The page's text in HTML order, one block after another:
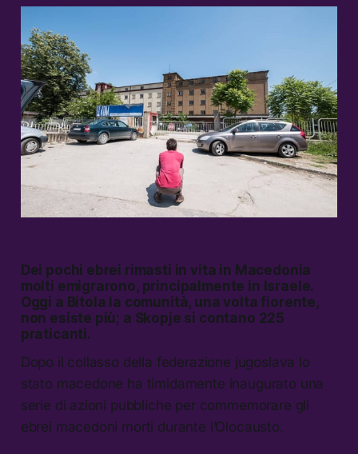
Dei pochi ebrei rimasti in vita in Macedonia
molti emigrarono, principalmente in Israele.
Oggi a Bitola la comunità, una volta fiorente,
non esiste più; a Skopje si contano 225
praticanti.
Dopo il collasso della federazione jugoslava lo
stato macedone ha timidamente inaugurato una
serie di azioni pubbliche per commemorare gli
ebrei macedoni morti durante l’Olocausto.